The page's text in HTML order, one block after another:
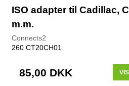
ISO adapter til Cadillac,
m.m.
Connects2
260 CT20CH01
85,00 DKK